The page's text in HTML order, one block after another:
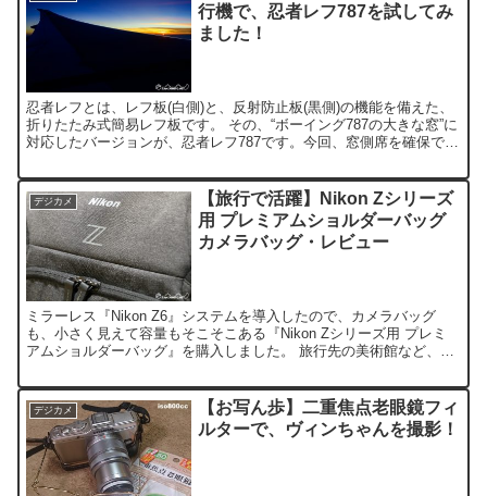
行機で、忍者レフ787を試してみ
ました！
忍者レフとは、レフ板(白側)と、反射防止板(黒側)の機能を備えた、
折りたたみ式簡易レフ板です。 その、“ボーイング787の大きな窓”に
対応したバージョンが、忍者レフ787です。今回、窓側席を確保でき
デジカメ
【旅行で活躍】Nikon Zシリーズ
用 プレミアムショルダーバッグ
カメラバッグ・レビュー
ミラーレス『Nikon Z6』システムを導入したので、カメラバッグ
も、小さく見えて容量もそこそこある『Nikon Zシリーズ用 プレミ
アムショルダーバッグ』を購入しました。 旅行先の美術館など、荷
デジカメ
【お写ん歩】二重焦点老眼鏡フィ
ルターで、ヴィンちゃんを撮影！